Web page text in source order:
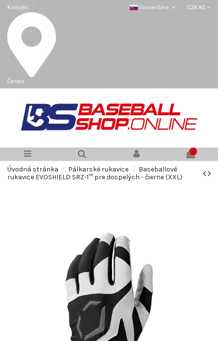
Kontakt
Česko
Slovenčina CZK Kč
0
Úvodná stránka Pálkarské rukavice
Baseballové
rukavice EVOSHIELD SRZ-1™ pre dospelých - čierne (XXL)